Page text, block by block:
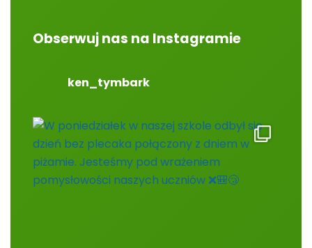
Obserwuj nas na Instagramie
ken_tymbark